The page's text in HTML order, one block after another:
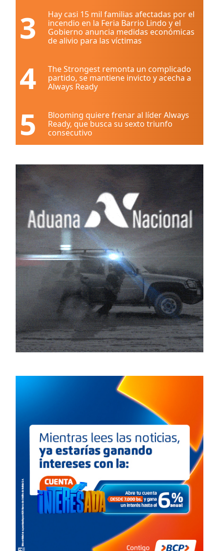
3
Hay casi 15 mil familias afectadas por el
incendio en la Feria Barrio Lindo y el
Gobierno anuncia medidas económicas
de alivio para las víctimas
4
The Strongest remonta un complicado
partido, se mantiene invicto y acecha a
Always Ready
5
Blooming quiere frenar al líder Always
Ready, que busca su sexto triunfo
consecutivo